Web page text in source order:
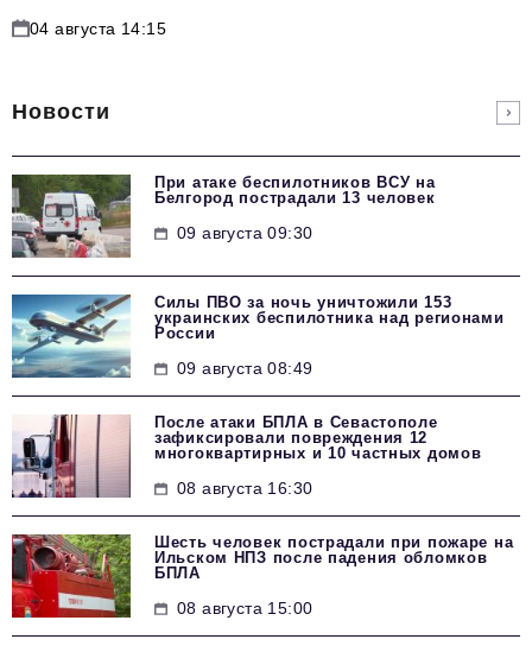
04 августа 14:15
Новости
При атаке беспилотников ВСУ на
Белгород пострадали 13 человек
09 августа 09:30
Силы ПВО за ночь уничтожили 153
украинских беспилотника над регионами
России
09 августа 08:49
После атаки БПЛА в Севастополе
зафиксировали повреждения 12
многоквартирных и 10 частных домов
08 августа 16:30
Шесть человек пострадали при пожаре на
Ильском НПЗ после падения обломков
БПЛА
08 августа 15:00